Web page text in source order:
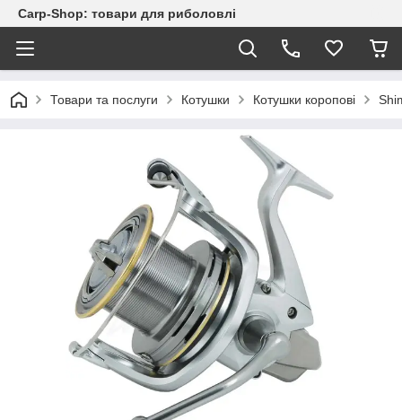
Carp-Shop: товари для риболовлі
Товари та послуги Котушки Котушки коропові